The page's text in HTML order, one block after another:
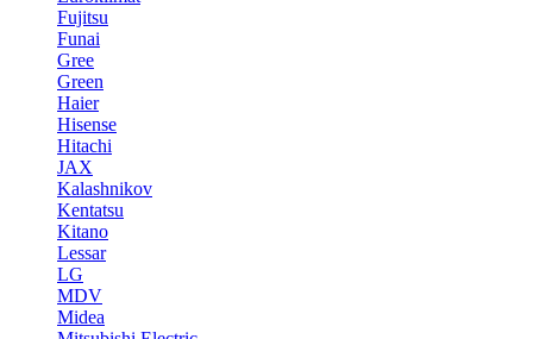
Fujitsu
Funai
Gree
Green
Haier
Hisense
Hitachi
JAX
Kalashnikov
Kentatsu
Kitano
Lessar
LG
MDV
Midea